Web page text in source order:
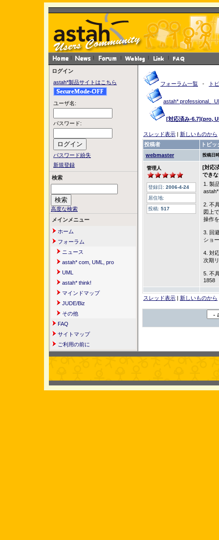
ログイン
astah*製品サイトはこちら
ユーザ名:
パスワード:
パスワード紛失
新規登録
検索
高度な検索
メインメニュー
ホーム
フォーラム
ニュース
astah* com, UML, pro
UML
astah* think!
マインドマップ
JUDE/Biz
その他
FAQ
サイトマップ
ご利用の前に
フォーラム一覧 - ト
astah* professional、
[対応済み-6.7](pro,
スレッド表示 | 新しいものから
投稿者
トピッ
webmaster
投稿日
管理人
登録日: 2006-4-24
居住地:
投稿: 517
[対応
でき
1. 製
2. 不
図上
操作
3. 回
ショ
4. 対
次期
5. 不
1858
スレッド表示 | 新しいものから